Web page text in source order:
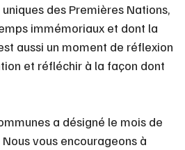
des Premières Nations,
immémoriaux et dont la
aussi un moment de réflexion
et réfléchir à la façon dont
a désigné le mois de
vous encourageons à